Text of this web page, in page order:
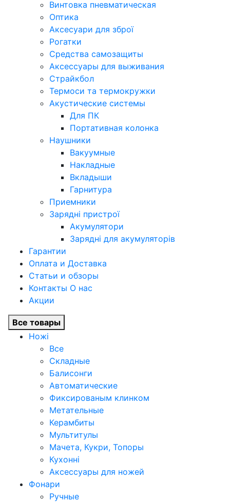
Винтовка пневматическая
Оптика
Аксесуари для зброї
Рогатки
Средства самозащиты
Аксессуары для выживания
Страйкбол
Термоси та термокружки
Акустические системы
Для ПК
Портативная колонка
Наушники
Вакуумные
Накладные
Вкладыши
Гарнитура
Приемники
Зарядні пристрої
Акумулятори
Зарядні для акумуляторів
Гарантии
Оплата и Доставка
Статьи и обзоры
Контакты О нас
Акции
Все товары
Ножі
Все
Складные
Балисонги
Автоматические
Фиксированым клинком
Метательные
Керамбиты
Мультитулы
Мачета, Кукри, Топоры
Кухонні
Аксессуары для ножей
Фонари
Ручные